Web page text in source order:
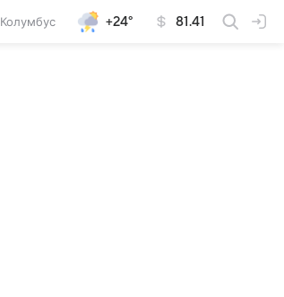
Колумбус +24° 81.41